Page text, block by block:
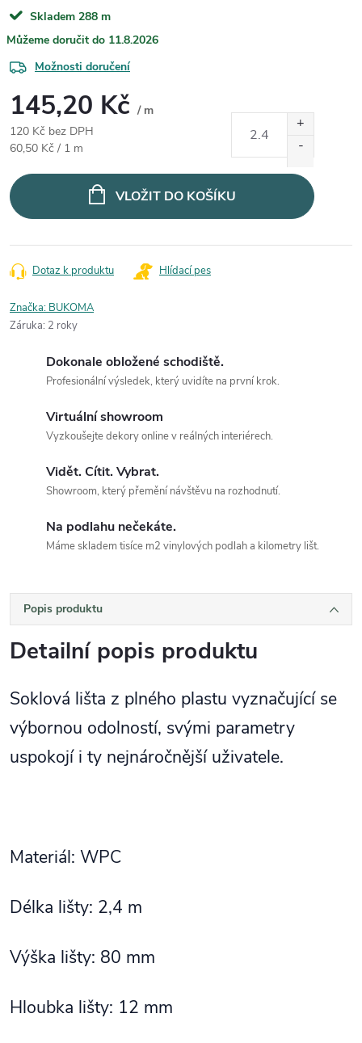
Skladem 288 m
11.8.2026
Možnosti doručení
145,20 Kč / m
120 Kč bez DPH
Měrná cena:
60,50 Kč / 1 m
VLOŽIT DO KOŠÍKU
Dotaz k produktu Hlídací pes
Značka: BUKOMA
Záruka: 2 roky
Dokonale obložené schodiště.
Profesionální výsledek, který uvidíte na první krok.
Virtuální showroom
Vyzkoušejte dekory online v reálných interiérech.
Vidět. Cítit. Vybrat.
Showroom, který přemění návštěvu na rozhodnutí.
Na podlahu nečekáte.
Máme skladem tisíce m2 vinylových podlah a kilometry lišt.
Popis produktu
Detailní popis produktu
Soklová lišta z plného plastu vyznačující se
výbornou odolností, svými parametry
uspokojí i ty nejnáročnější uživatele.
Materiál: WPC
Délka lišty: 2,4 m
Výška lišty: 80 mm
Hloubka lišty: 12 mm